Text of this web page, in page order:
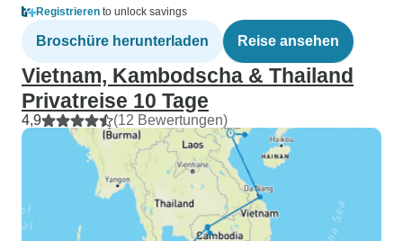
Registrieren to unlock savings
Broschüre herunterladen Reise ansehen
Vietnam, Kambodscha & Thailand
Privatreise 10 Tage
4,9 (12 Bewertungen)